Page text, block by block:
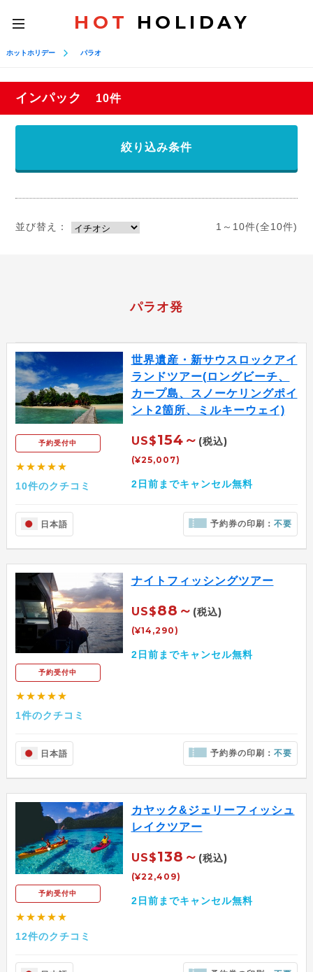
toggle
navigation
HOT HOLIDAY
ホットホリデー パラオ
インパック 10件
絞り込み条件
並び替え： 1～10件(全10件)
パラオ発
予約受付中
★★★★★
10件のクチコミ
世界遺産・新サウスロックアイ
ランドツアー(ロングビーチ、
カープ島、スノーケリングポイ
ント2箇所、ミルキーウェイ)
US$154～ (税込)
(¥25,007)
2日前までキャンセル無料
日本語 予約券の印刷：不要
予約受付中
★★★★★
1件のクチコミ
ナイトフィッシングツアー
US$88～ (税込)
(¥14,290)
2日前までキャンセル無料
日本語 予約券の印刷：不要
予約受付中
★★★★★
12件のクチコミ
カヤック&ジェリーフィッシュ
レイクツアー
US$138～ (税込)
(¥22,409)
2日前までキャンセル無料